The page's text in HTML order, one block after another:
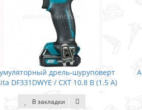
Аккумуляторный дрель-шуруповерт
Makita DF347DWE / 14.4 (1.3)
В закладки